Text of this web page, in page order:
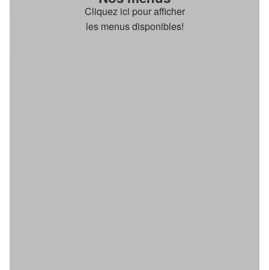
Cliquez ici pour afficher
les menus disponibles!